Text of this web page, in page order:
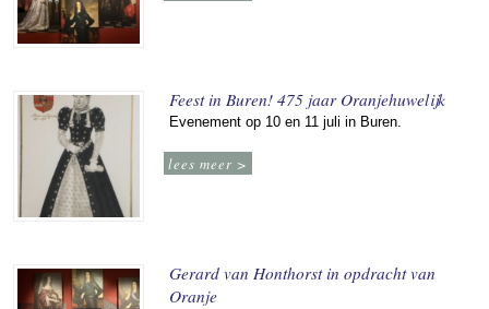
Feest in Buren! 475 jaar Oranjehuwelijk
Evenement op 10 en 11 juli in Buren.
lees meer >
Gerard van Honthorst in opdracht van
Oranje